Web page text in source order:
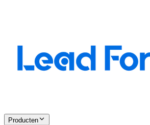
Producten